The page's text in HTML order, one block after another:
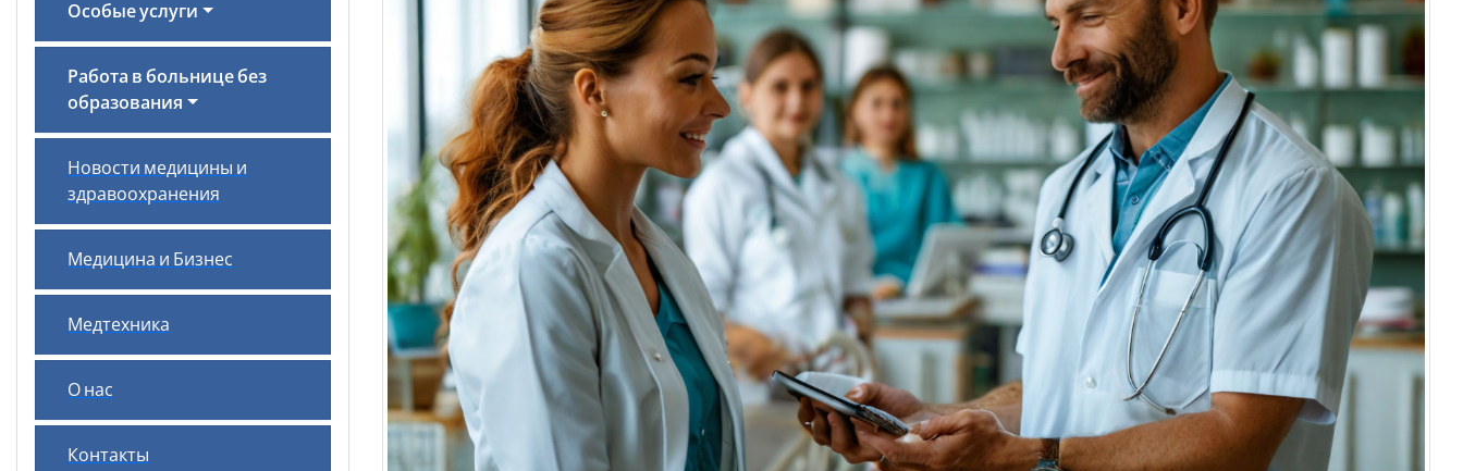
Особые услуги
Работа в больнице без
образования
Новости медицины и
здравоохранения
Медицина и Бизнес
Медтехника
О нас
Контакты